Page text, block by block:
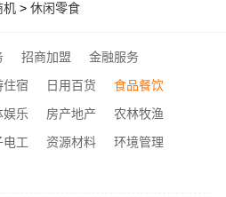
机 > 休闲零食
招商加盟
金融服务
住宿 日用百货
食品餐饮
娱乐 房产地产
农林牧渔
电工 资源材料
环境管理